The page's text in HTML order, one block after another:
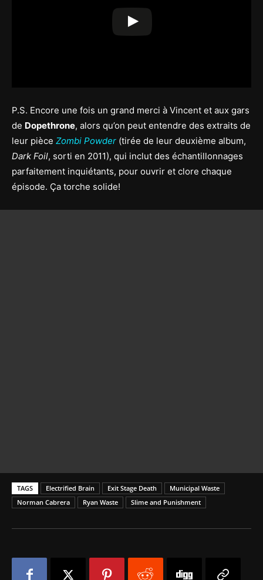
P.S. Encore une fois un grand merci à Vincent et aux gars
de Dopethrone, alors qu’on peut entendre des extraits de
leur pièce Zombi Powder (tirée de leur deuxième album,
Dark Foil, sorti en 2011), qui inclut des échantillonnages
parfaitement inquiétants, pour ouvrir et clore chaque
épisode. Ça torche solide!
TAGS Electrified Brain Exit Stage Death
Municipal Waste
Norman Cabrera
Ryan Waste Slime and Punishment